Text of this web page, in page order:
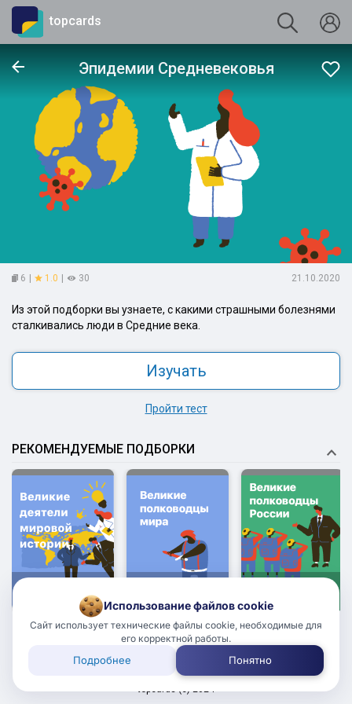
topcards
Эпидемии Средневековья
6 1.0 30 21.10.2020
Из этой подборки вы узнаете, с какими страшными болезнями
сталкивались люди в Средние века.
Изучать
Пройти тест
РЕКОМЕНДУЕМЫЕ ПОДБОРКИ
Использование файлов cookie
Сайт использует технические файлы cookie, необходимые для
его корректной работы.
Подробнее Понятно
18+
Пользовательское соглашение
topcards (с) 2024